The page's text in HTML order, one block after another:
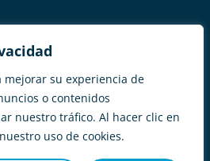
mejorar su experiencia de
o contenidos
nuestro tráfico. Al hacer clic en
uso de cookies.
– Mapa del Sitio –